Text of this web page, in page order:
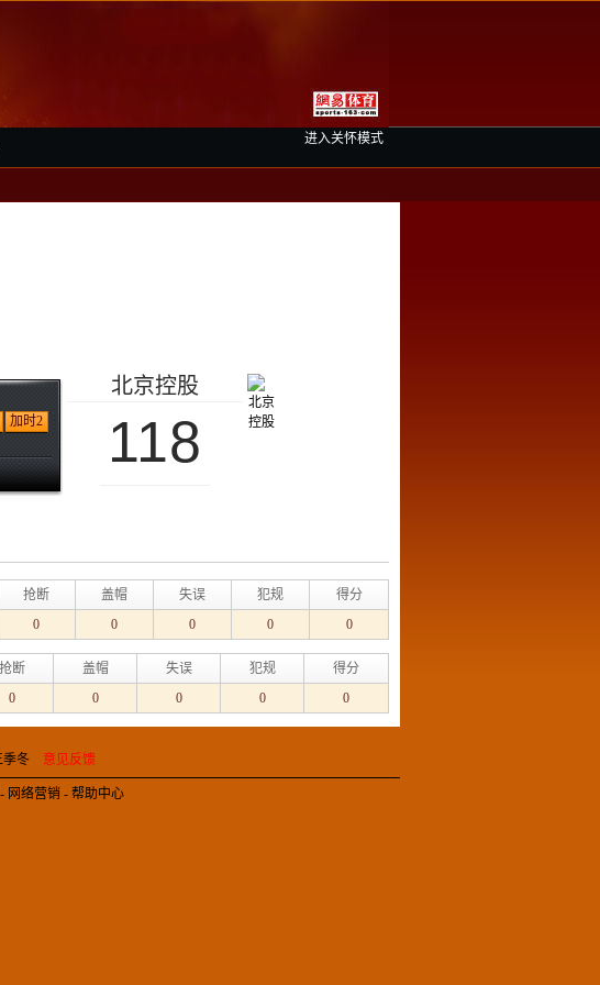
进入关怀模式
加时2
北京控股
118
抢断 盖帽 失误 犯规
得分
0 0 0 0 0
抢断 盖帽 失误 犯规
得分
0 0 0 0 0
季冬 意见反馈
- 网络营销 - 帮助中心